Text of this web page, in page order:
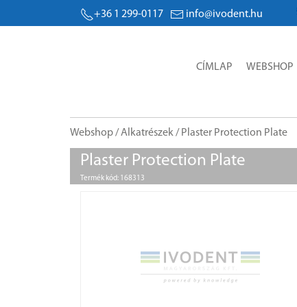
+36 1 299-0117 info@ivodent.hu
CÍMLAP WEBSHOP
Webshop/Alkatrészek/ Plaster Protection Plate
Plaster Protection Plate
Termék kód: 168313